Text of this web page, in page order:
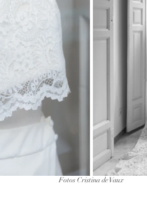
Fotos Cristina de Vaux